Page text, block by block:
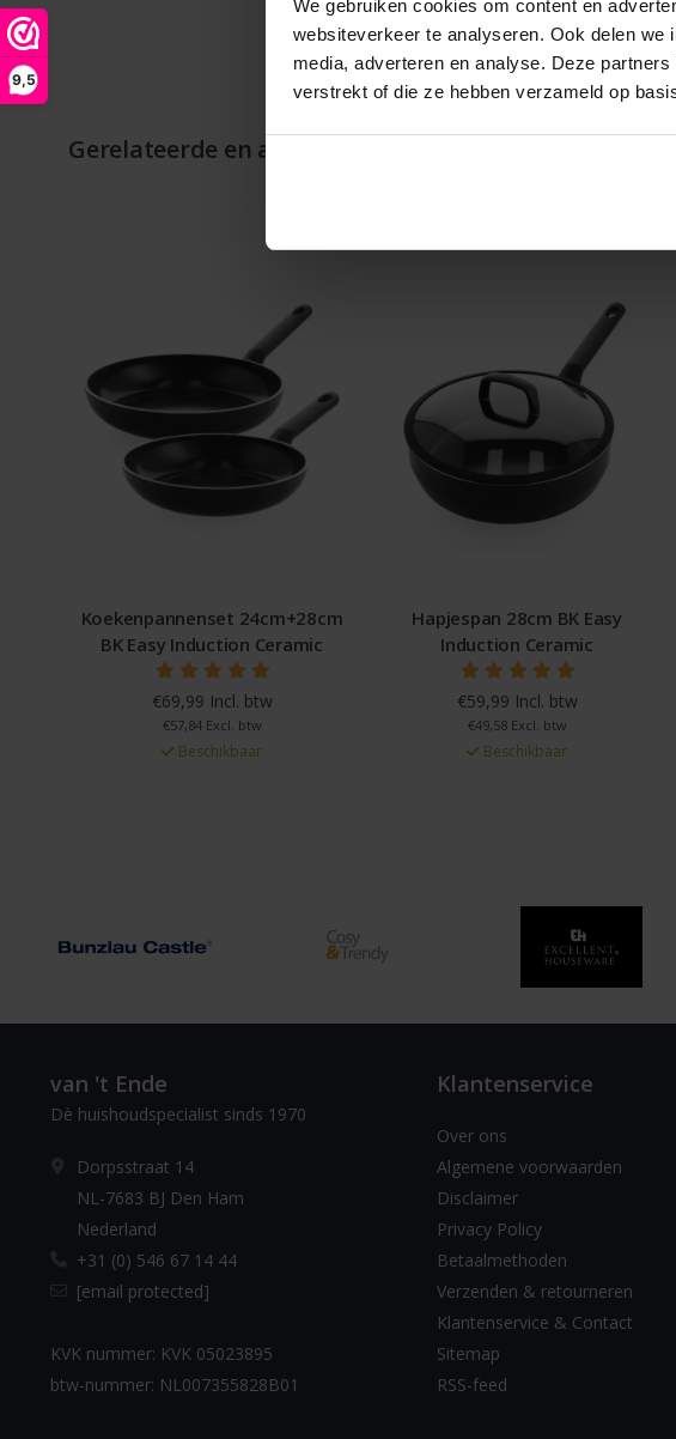
We gebruiken cookies om content en
websiteverkeer te analyseren. Ook delen
media, adverteren en analyse. Deze
verstrekt of die ze hebben verzameld op
9,5
Gerelateerde en alternatieve producten
Hapjespan 28cm BK Easy
Induction Ceramic
€59,99 Incl. btw
€49,58 Excl. btw
Beschikbaar
Wadjan 36cm BK Easy
Ceramic
€67,99 Incl. btw
€56,19 Excl. btw
Beschikbaar
van 't Ende
Dè huishoudspecialist sinds 1970
Dorpsstraat 14
NL-7683 BJ Den Ham
Nederland
+31 (0) 546 67 14 44
[email protected]
KVK nummer: KVK 05023895
btw-nummer: NL007355828B01
Klantenservice
Over ons
Algemene voorwaarden
Disclaimer
Privacy Policy
Betaalmethoden
Verzenden & retourneren
Klantenservice & Contact
Sitemap
RSS-feed